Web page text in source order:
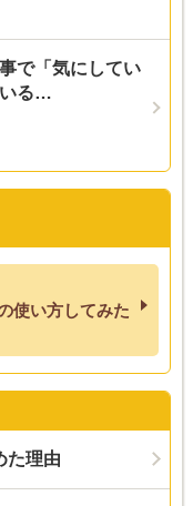
で「気にしてい
いる…
使い方してみた
た理由